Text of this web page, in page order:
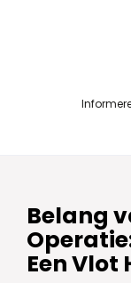
Belang
Een Vlot